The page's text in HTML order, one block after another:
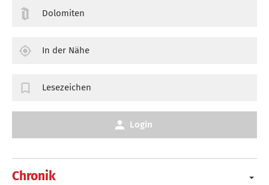
Chronik
Dolomiten
In der Nähe
Lesezeichen
Login